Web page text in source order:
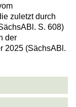
zuletzt durch
S. 608)
der
2025 (SächsABl.